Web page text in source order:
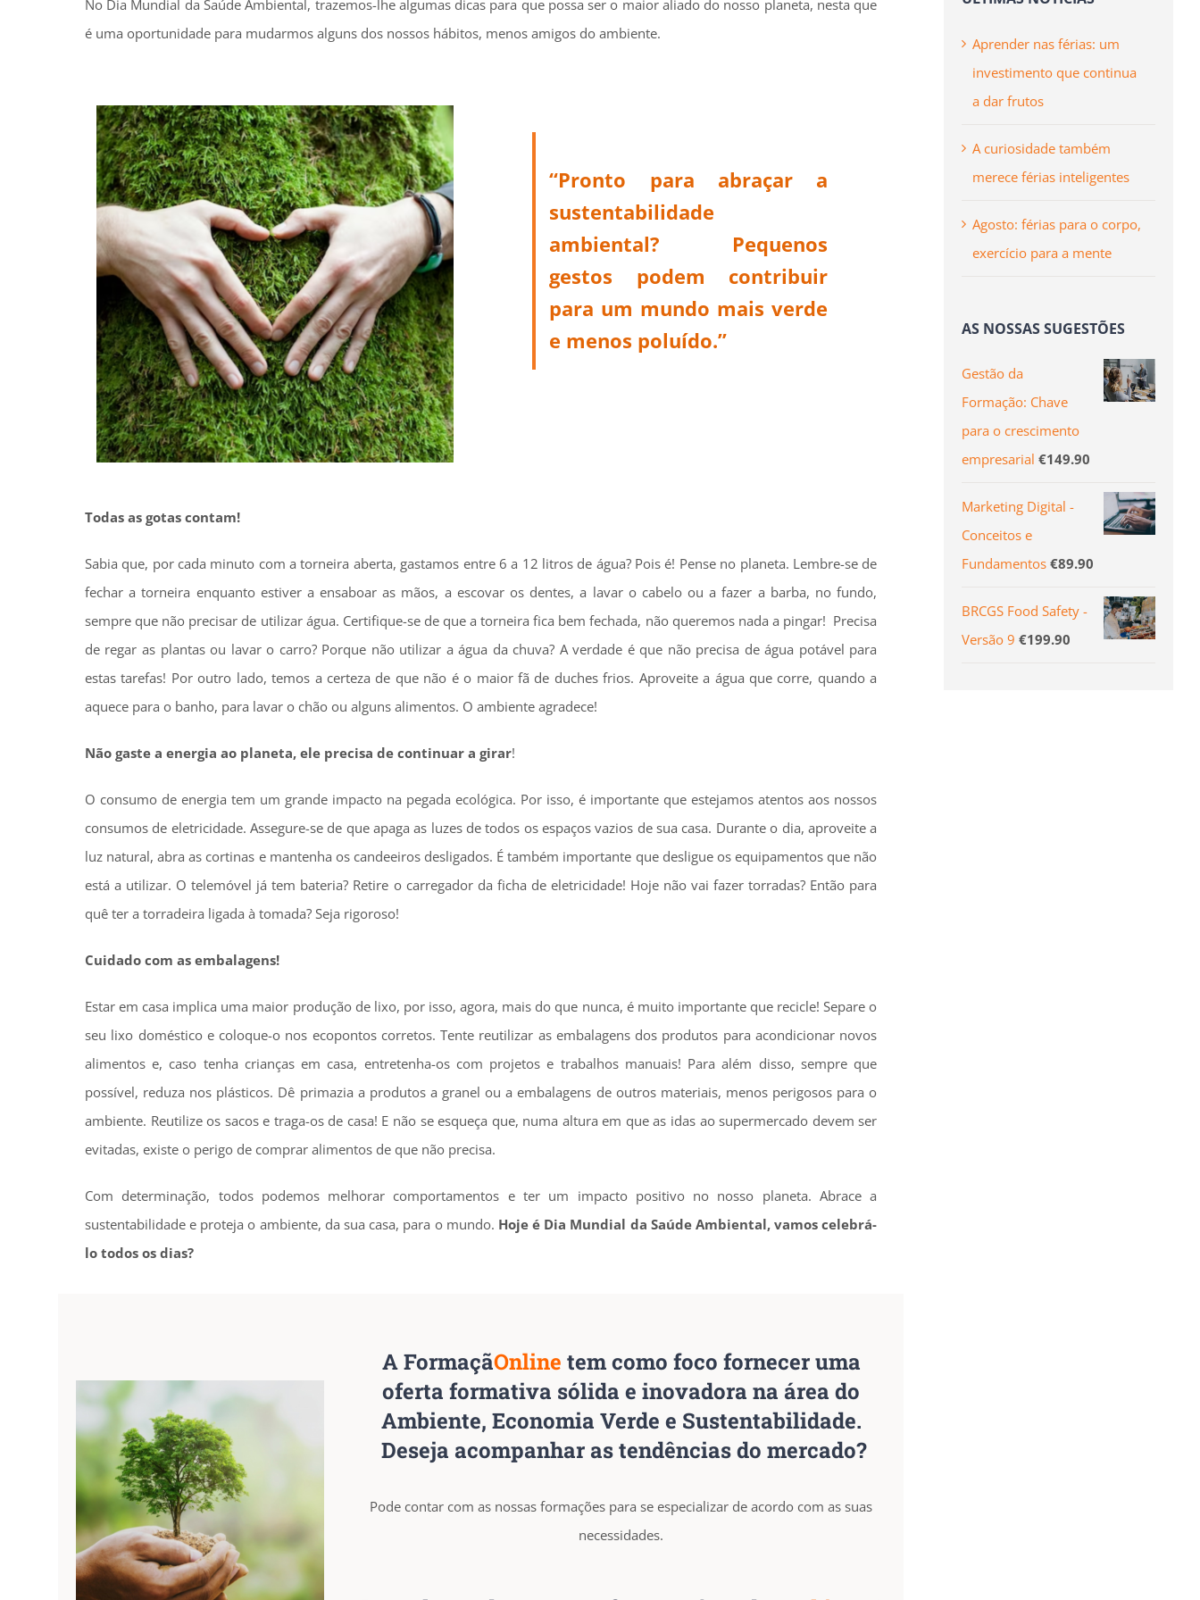
No Dia Mundial da Saúde Ambiental, trazemos-lhe algumas dicas para que possa ser o maior aliado do nosso planeta, nesta que
é uma oportunidade para mudarmos alguns dos nossos hábitos, menos amigos do ambiente.
“Pronto para abraçar a
sustentabilidade
ambiental? Pequenos
gestos podem contribuir
para um mundo mais verde
e menos poluído.”
Todas as gotas contam!
Sabia que, por cada minuto com a torneira aberta, gastamos entre 6 a 12 litros de água? Pois é! Pense no planeta. Lembre-se de
fechar a torneira enquanto estiver a ensaboar as mãos, a escovar os dentes, a lavar o cabelo ou a fazer a barba, no fundo,
sempre que não precisar de utilizar água. Certifique-se de que a torneira fica bem fechada, não queremos nada a pingar! Precisa
de regar as plantas ou lavar o carro? Porque não utilizar a água da chuva? A verdade é que não precisa de água potável para
estas tarefas! Por outro lado, temos a certeza de que não é o maior fã de duches frios. Aproveite a água que corre, quando a
aquece para o banho, para lavar o chão ou alguns alimentos. O ambiente agradece!
Não gaste a energia ao planeta, ele precisa de continuar a girar!
O consumo de energia tem um grande impacto na pegada ecológica. Por isso, é importante que estejamos atentos aos nossos
consumos de eletricidade. Assegure-se de que apaga as luzes de todos os espaços vazios de sua casa. Durante o dia, aproveite a
luz natural, abra as cortinas e mantenha os candeeiros desligados. É também importante que desligue os equipamentos que não
está a utilizar. O telemóvel já tem bateria? Retire o carregador da ficha de eletricidade! Hoje não vai fazer torradas? Então para
quê ter a torradeira ligada à tomada? Seja rigoroso!
Cuidado com as embalagens!
Estar em casa implica uma maior produção de lixo, por isso, agora, mais do que nunca, é muito importante que recicle! Separe o
seu lixo doméstico e coloque-o nos ecopontos corretos. Tente reutilizar as embalagens dos produtos para acondicionar novos
alimentos e, caso tenha crianças em casa, entretenha-os com projetos e trabalhos manuais! Para além disso, sempre que
possível, reduza nos plásticos. Dê primazia a produtos a granel ou a embalagens de outros materiais, menos perigosos para o
ambiente. Reutilize os sacos e traga-os de casa! E não se esqueça que, numa altura em que as idas ao supermercado devem ser
evitadas, existe o perigo de comprar alimentos de que não precisa.
Com determinação, todos podemos melhorar comportamentos e ter um impacto positivo no nosso planeta. Abrace a
sustentabilidade e proteja o ambiente, da sua casa, para o mundo. Hoje é Dia Mundial da Saúde Ambiental, vamos celebrá-
lo todos os dias?
A FormaçãOnline tem como foco fornecer uma
oferta formativa sólida e inovadora na área do
Ambiente, Economia Verde e Sustentabilidade.
Deseja acompanhar as tendências do mercado?
Pode contar com as nossas formações para se especializar de acordo com as suas
necessidades.
Aprender nas férias: um
investimento que continua
a dar frutos
A curiosidade também
merece férias inteligentes
Agosto: férias para o corpo,
exercício para a mente
AS NOSSAS SUGESTÕES
Gestão da
Formação: Chave
para o crescimento
empresarial €149.90
Marketing Digital -
Conceitos e
Fundamentos €89.90
BRCGS Food Safety -
Versão 9 €199.90